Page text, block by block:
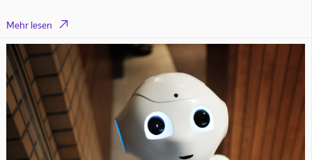
Mehr lesen 